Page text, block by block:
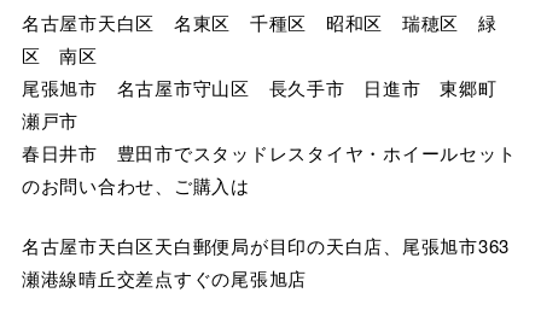
名古屋市天白区 名東区 千種区 昭和区 瑞穂区 緑
区 南区
尾張旭市 名古屋市守山区 長久手市 日進市 東郷町
瀬戸市
春日井市 豊田市でスタッドレスタイヤ・ホイールセット
のお問い合わせ、ご購入は
名古屋市天白区天白郵便局が目印の天白店、尾張旭市363
瀬港線晴丘交差点すぐの尾張旭店